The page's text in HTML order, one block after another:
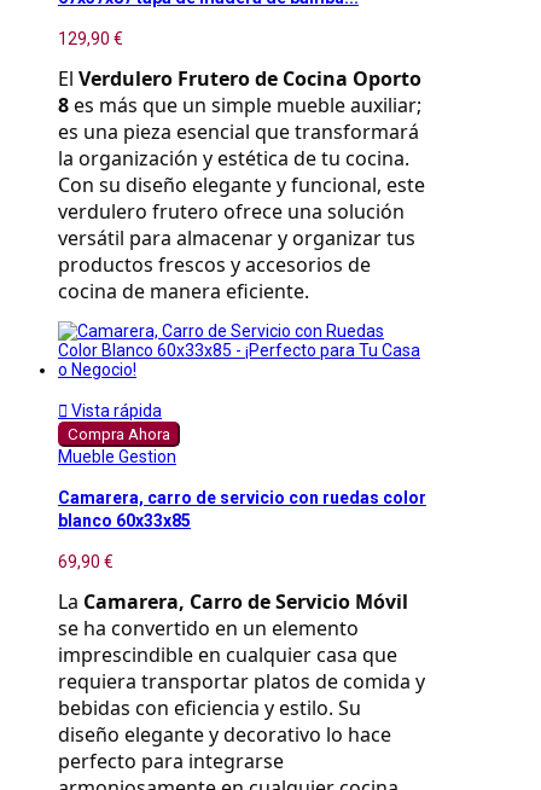
129,90 €
El Verdulero Frutero de Cocina Oporto
8 es más que un simple mueble auxiliar;
es una pieza esencial que transformará
la organización y estética de tu cocina.
Con su diseño elegante y funcional, este
verdulero frutero ofrece una solución
versátil para almacenar y organizar tus
productos frescos y accesorios de
cocina de manera eficiente.
 Vista rápida
Compra Ahora
Mueble Gestion
Camarera, carro de servicio con ruedas color
blanco 60x33x85
69,90 €
La Camarera, Carro de Servicio Móvil
se ha convertido en un elemento
imprescindible en cualquier casa que
requiera transportar platos de comida y
bebidas con eficiencia y estilo. Su
diseño elegante y decorativo lo hace
perfecto para integrarse